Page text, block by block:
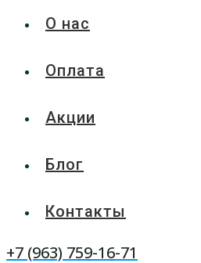
О нас
Оплата
Акции
Блог
Контакты
Telegram
WhatsApp
+7 (963) 759-16-71